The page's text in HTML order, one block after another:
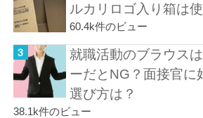
ルカリロゴ入り箱は
60.4k件のビュー
就職活動のブラウス
ーだとNG？面接官に
選び方は？
38.1k件のビュー